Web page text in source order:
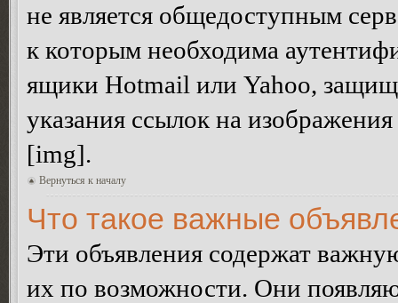
не является общедоступным
к которым необходима
ящики Hotmail или Yahoo,
указания ссылок на
[img].
Вернуться к началу
Что такое важные
Эти объявления содержат
их по возможности. Они